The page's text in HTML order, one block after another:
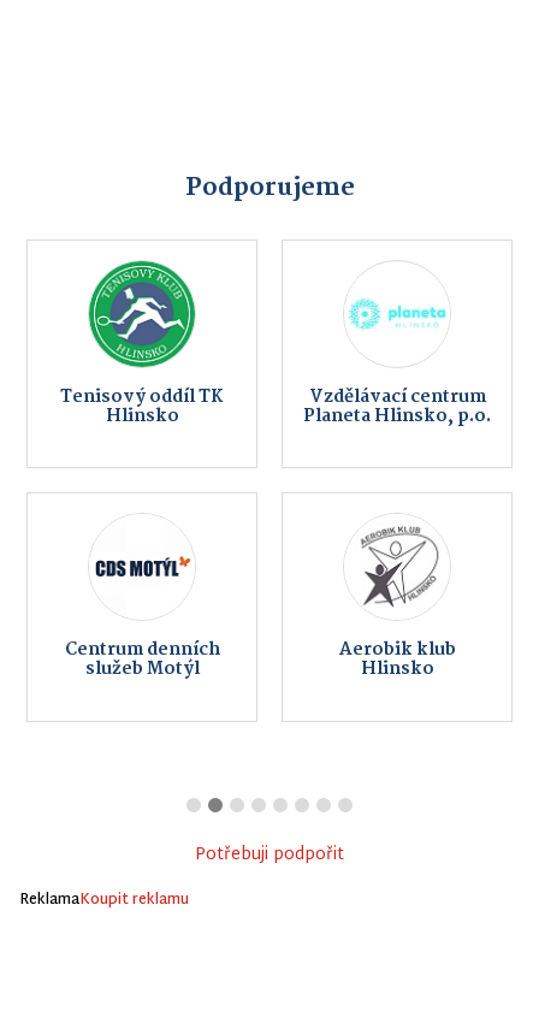
Podporujeme
Tenisový oddíl TK
Hlinsko
Vzdělávací centrum
Planeta Hlinsko, p.o.
Centrum denních
služeb Motýl
Aerobik klub
Hlinsko
Potřebuji podpořit
ReklamaKoupit reklamu